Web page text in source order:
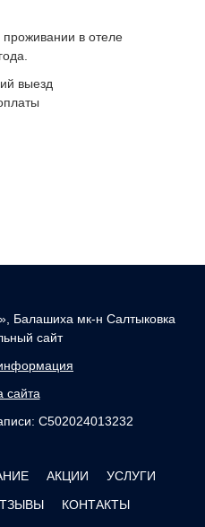
в отеле
выезд
Балашиха мк-н Салтыковка
сайт
сайта
С502024013232
АКЦИИ
УСЛУГИ
КОНТАКТЫ